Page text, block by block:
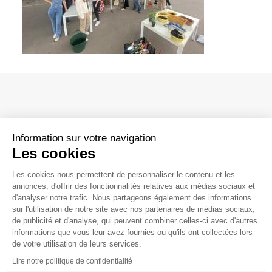
Information sur votre navigation
Les cookies
Les cookies nous permettent de personnaliser le contenu et les
annonces, d'offrir des fonctionnalités relatives aux médias sociaux et
d'analyser notre trafic. Nous partageons également des informations
sur l'utilisation de notre site avec nos partenaires de médias sociaux,
de publicité et d'analyse, qui peuvent combiner celles-ci avec d'autres
informations que vous leur avez fournies ou qu'ils ont collectées lors
de votre utilisation de leurs services.
Lire notre politique de confidentialité
Siège social
188, rue Maurice Bejart
CS 57392
34184 Montpellier CEDEX 4 France
04 67 40 74 00
contact@groupevaleco.com
Contacter nos agences
Parcs éoliens terrestres
Parcs éoliens en mer
Hydrogène renouvelable et stockage
La vie chez Valeco
Nos métiers
Témoignages collaborateurs